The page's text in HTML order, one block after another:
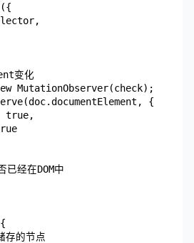
变化
MutationObserver(check);
{
true,
已经在DOM中
存的节点